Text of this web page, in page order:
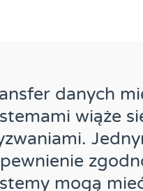
danych
wiąże
mogą